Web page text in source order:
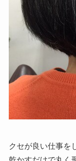
クセが良い仕事を